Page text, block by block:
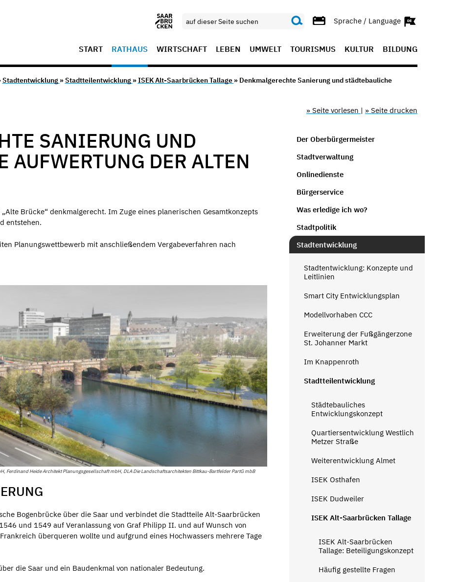
Sprache / Language
START RATHAUS WIRTSCHAFT LEBEN UMWELT TOURISMUS KULTUR BILDUNG
Stadtentwicklung »Stadtteilentwicklung »ISEK Alt-Saarbrücken Tallage » Denkmalgerechte Sanierung und städtebauliche
» Seite vorlesen | » Seite drucken
SANIERUNG UND
AUFWERTUNG DER ALTEN
Brücke“ denkmalgerecht. Im Zuge eines planerischen Gesamtkonzepts
entstehen.
Planungswettbewerb mit anschließendem Vergabeverfahren nach
Ferdinand Heide Architekt Planungsgesellschaft mbH, DLA Die Landschaftsarchitekten Bittkau-Bartfelder PartG mbB
Bogenbrücke über die Saar und verbindet die Stadtteile Alt-Saarbrücken
und 1549 auf Veranlassung von Graf Philipp II. und auf Wunsch von
überqueren wollte und aufgrund eines Hochwassers mehrere Tage
die Saar und ein Baudenkmal von nationaler Bedeutung.
Der Oberbürgermeister
Stadtverwaltung
Onlinedienste
Bürgerservice
Was erledige ich wo?
Stadtpolitik
Stadtentwicklung
Stadtentwicklung: Konzepte und
Leitlinien
Smart City Entwicklungsplan
Modellvorhaben CCC
Erweiterung der Fußgängerzone
St. Johanner Markt
Im Knappenroth
Stadtteilentwicklung
Städtebauliches
Entwicklungskonzept
Quartiersentwicklung Westlich
Metzer Straße
Weiterentwicklung Almet
ISEK Osthafen
ISEK Dudweiler
ISEK Alt-Saarbrücken Tallage
ISEK Alt-Saarbrücken
Tallage: Beteiligungskonzept
Häufig gestellte Fragen